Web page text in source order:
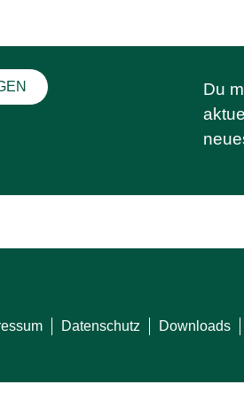
Du
Datenschutz Downloads